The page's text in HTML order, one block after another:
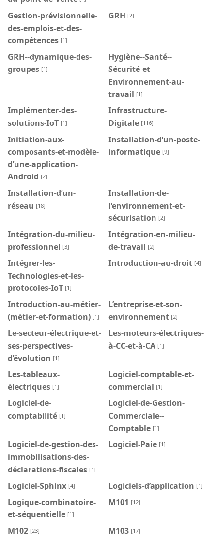
Gestion-prévisionnelle-
des-emplois-et-des-
compétences [1]
GRH [2]
GRH--dynamique-des-
groupes [1]
Hygiène--Santé--
Sécurité-et-
Environnement-au-
travail [1]
Implémenter-des-
solutions-IoT [1]
Infrastructure-
Digitale [116]
Initiation-aux-
composants-et-modèle-
d’une-application-
Android [2]
Installation-d’un-poste-
informatique [9]
Installation-d’un-
réseau [18]
Installation-de-
l’environnement-et-
sécurisation [2]
Intégration-du-milieu-
professionnel [3]
Intégration-en-milieu-
de-travail [2]
Intégrer-les-
Technologies-et-les-
protocoles-IoT [1]
Introduction-au-droit [4]
Introduction-au-métier-
(métier-et-formation) [1]
L’entreprise-et-son-
environnement [2]
Le-secteur-électrique-et-
ses-perspectives-
d’évolution [1]
Les-moteurs-électriques-
à-CC-et-à-CA [1]
Les-tableaux-
électriques [1]
Logiciel-comptable-et-
commercial [1]
Logiciel-de-
comptabilité [1]
Logiciel-de-Gestion-
Commerciale--
Comptable [1]
Logiciel-de-gestion-des-
immobilisations-des-
déclarations-fiscales [1]
Logiciel-Paie [1]
Logiciel-Sphinx [4] Logiciels-d’application [1]
Logique-combinatoire-
et-séquentielle [1]
M101 [12]
M102 [23] M103 [17]